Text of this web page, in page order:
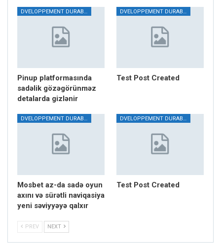
DVELOPPEMENT DURABLE
Pinup platformasında
sadəlik gözəgörünməz
detalarda gizlənir
DVELOPPEMENT DURABLE
Test Post Created
DVELOPPEMENT DURABLE
Mosbet az-da sadə oyun
axını və sürətli naviqasiya
yeni səviyyəyə qalxır
DVELOPPEMENT DURABLE
Test Post Created
PREV NEXT